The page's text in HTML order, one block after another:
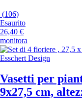
(106)
Esaurito
26,40 €
monitora
Esschert Design
Vasetti per
9x27,5 cm,